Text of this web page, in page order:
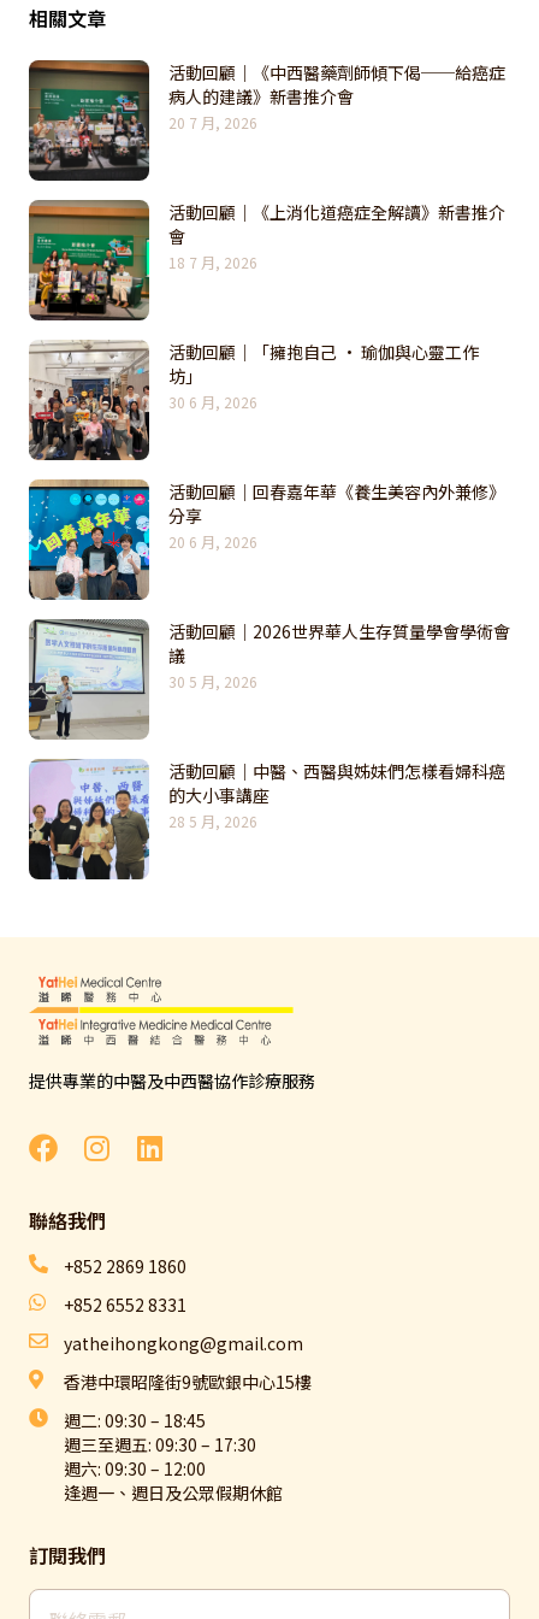
相關文章
活動回顧｜《中西醫藥劑師傾下偈──給癌症
病人的建議》新書推介會
20 7 月, 2026
活動回顧｜《上消化道癌症全解讀》新書推介
會
18 7 月, 2026
活動回顧｜「擁抱自己 · 瑜伽與心靈工作
坊」
30 6 月, 2026
活動回顧｜回春嘉年華《養生美容內外兼修》
分享
20 6 月, 2026
活動回顧｜2026世界華人生存質量學會學術會
議
30 5 月, 2026
活動回顧｜中醫、西醫與姊妹們怎樣看婦科癌
的大小事講座
28 5 月, 2026
提供專業的中醫及中西醫協作診療服務
聯絡我們​
+852 2869 1860
+852 6552 8331
yatheihongkong@gmail.com
香港中環昭隆街9號歐銀中心15樓
週二: 09:30 – 18:45
週三至週五: 09:30 – 17:30
週六: 09:30 – 12:00
逢週一、週日及公眾假期休館
訂閱我們